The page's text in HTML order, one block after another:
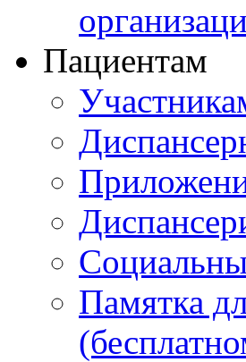
Пациентам
Памятка